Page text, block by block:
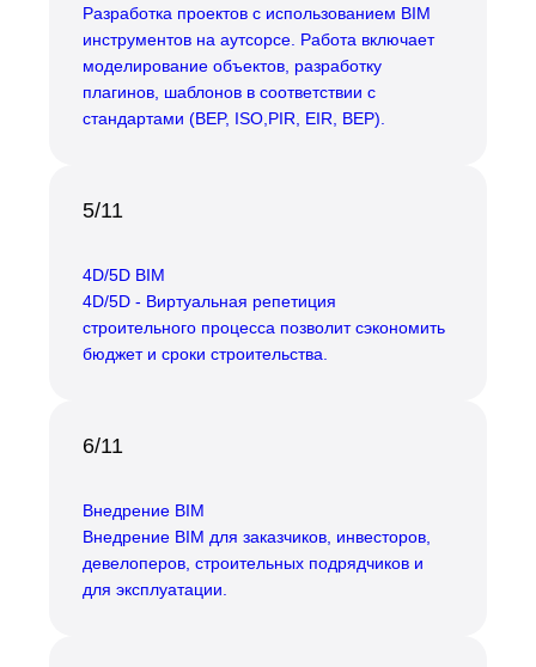
Разработка проектов с использованием BIM
инструментов на аутсорсе. Работа включает
моделирование объектов, разработку
плагинов, шаблонов в соответствии с
стандартами (BEP, ISO,PIR, EIR, BEP).
5/11
4D/5D BIM
4D/5D - Виртуальная репетиция
строительного процесса позволит сэкономить
бюджет и сроки строительства.
6/11
Внедрение BIM
Внедрение BIM для заказчиков, инвесторов,
девелоперов, строительных подрядчиков и
для эксплуатации.